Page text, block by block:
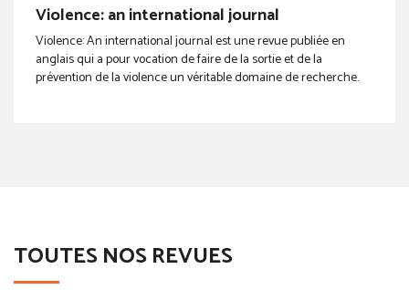
Violence: an international journal
Violence: An international journal est une revue publiée en
anglais qui a pour vocation de faire de la sortie et de la
prévention de la violence un véritable domaine de recherche.
TOUTES NOS REVUES